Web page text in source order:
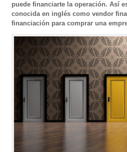
puede financiarte la operación. Así
conocida en inglés como vendor
financiación para comprar una